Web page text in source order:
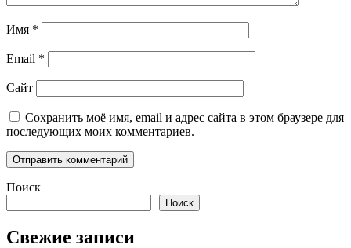
Имя *
Email *
Сайт
Сохранить моё имя, email и адрес сайта в этом браузере для
последующих моих комментариев.
Поиск
Поиск
Свежие записи